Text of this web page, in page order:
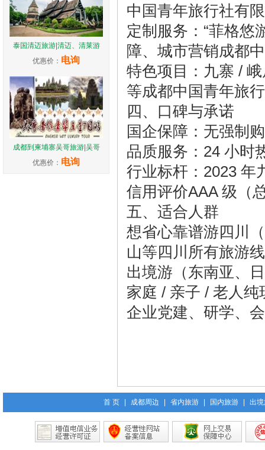
泰国清迈旅游|清迈、清莱游
优惠价： 电询
成都到柬埔寨吴哥旅游|吴哥
优惠价： 电询
中国青年旅行社有
定制服务：“菲格悠
障、城市营销成都
特色项目：九寨 /
等成都中国青年旅
四、口碑与承诺
国企保障：无强制
品质服务：24 小时
行业标杆：2023 年
信用评价AAA 级（
五、适合人群
想省心靠谱游四川
山等四川所有旅游
出境游（东南亚、
家庭 / 亲子 / 老人
企业党建、研学、
首 页 成都周边 省内旅游 国内旅游 出